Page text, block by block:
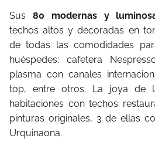
Sus 80 modernas y
techos altos y decoradas en
de todas las comodidades
huéspedes: cafetera
plasma con canales
top, entre otros. La joya de
habitaciones con techos
pinturas originales, 3 de ellas
Urquinaona.